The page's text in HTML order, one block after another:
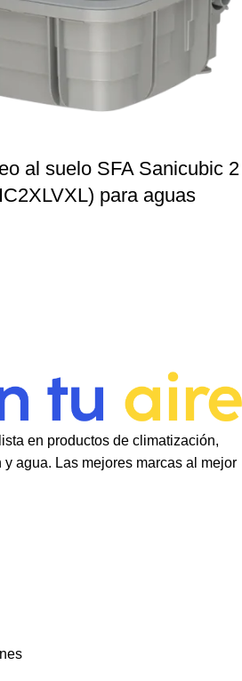
al suelo SFA Sanicubic 2
para aguas
en productos de climatización,
agua. Las mejores marcas al mejor